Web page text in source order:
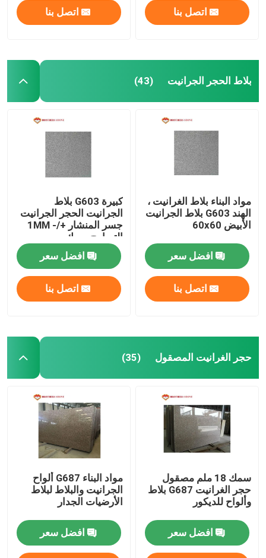
أعمدة الحجر الطبيعي
اتصل بنا اتصل بنا
بلاط الحجر الجرانيت (43)
مواد البناء بلاط الغرانيت ،
الهند G603 بلاط الجرانيت
الأبيض 60x60
افضل سعر
اتصل بنا
كبيرة G603 بلاط
الجرانيت الحجر الجرانيت
جسر المنشار +/- 1MM
التسامح سمك
افضل سعر
اتصل بنا
حجر الغرانيت المصقول (35)
سمك 18 ملم مصقول
حجر الغرانيت G687 بلاط
وألواح للديكور
افضل سعر
مواد البناء G687 ألواح
الجرانيت والبلاط لبلاط
الأرضيات الجدار
افضل سعر